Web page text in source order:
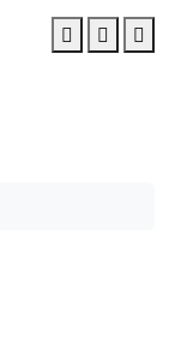
Account
Cart